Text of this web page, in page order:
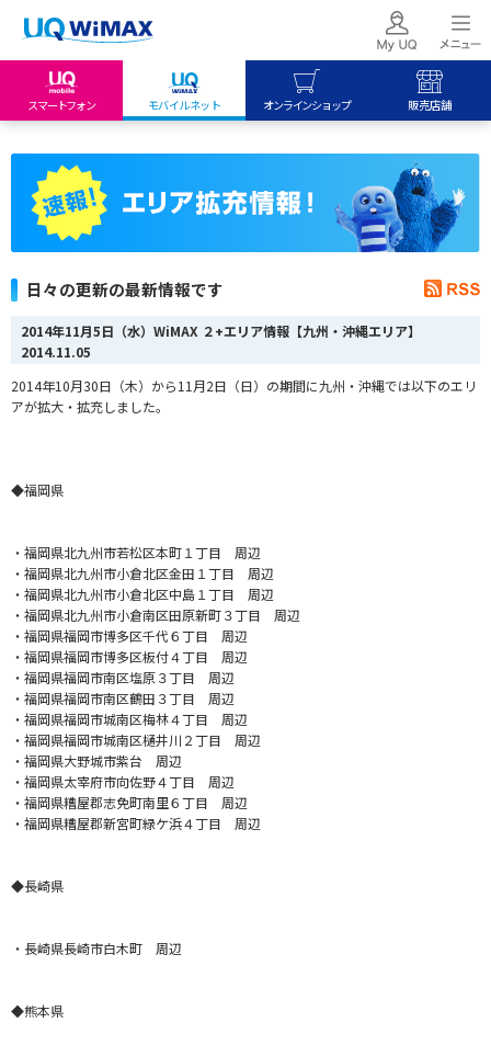
スマートフォン モバイルネット オンラインショップ 販売店舗
My UQ mobile
UQ mobile
UQ WiMAX
UQ WiMAX
日々の更新の最新情報です
2014年11月5日（水）WiMAX ２+エリア情報【九州・沖縄エリア】
2014.11.05
2014年10月30日（木）から11月2日（日） の期間に九州・沖縄では以下のエリ
アが拡大・拡充しました。
◆福岡県
・福岡県北九州市若松区本町１丁目 周辺
・福岡県北九州市小倉北区金田１丁目 周辺
・福岡県北九州市小倉北区中島１丁目 周辺
・福岡県北九州市小倉南区田原新町３丁目 周辺
・福岡県福岡市博多区千代６丁目 周辺
・福岡県福岡市博多区板付４丁目 周辺
・福岡県福岡市南区塩原３丁目 周辺
・福岡県福岡市南区鶴田３丁目 周辺
・福岡県福岡市城南区梅林４丁目 周辺
・福岡県福岡市城南区樋井川２丁目 周辺
・福岡県大野城市紫台 周辺
・福岡県太宰府市向佐野４丁目 周辺
・福岡県糟屋郡志免町南里６丁目 周辺
・福岡県糟屋郡新宮町緑ケ浜４丁目 周辺
◆長崎県
・長崎県長崎市白木町 周辺
◆熊本県